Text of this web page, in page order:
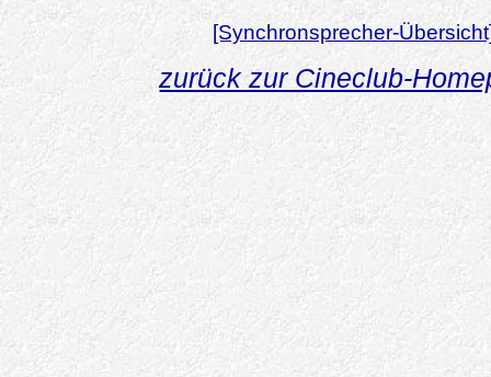
[Synchronsprecher-
zurück zur Cineclub-